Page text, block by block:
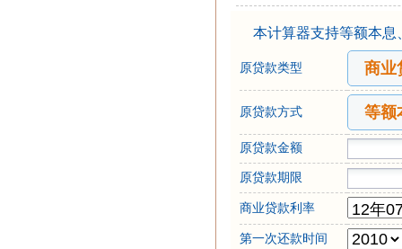
本计算器支持等额本
后的支出对比，支持
月供等三种提前还款类
原贷款类型 商业
原贷款方式 等额
原贷款金额
原贷款期限
商业贷款利率
第一次还款时间